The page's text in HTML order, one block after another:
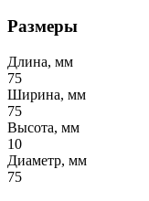
Размеры
Длина, мм
75
Ширина, мм
75
Высота, мм
10
Диаметр, мм
75